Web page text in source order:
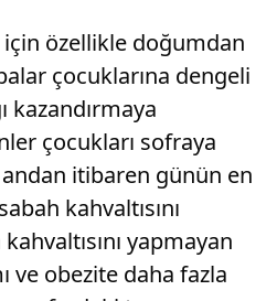
özellikle doğumdan
çocuklarına dengeli
kazandırmaya
çocukları sofraya
andan itibaren günün en
kahvaltısını
yapmayan
ve obezite daha fazla